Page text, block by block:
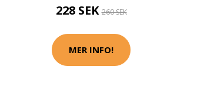
228 SEK260 SEK
MER INFO!